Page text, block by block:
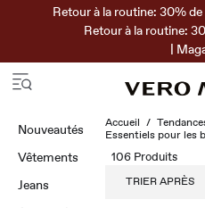
Retour à la routine: 30%
Retour à la routine:
|
Nouveautés
Vêtements
Jeans
Accueil
Essentiels pour les
106 Produits
TRIER APRÈS